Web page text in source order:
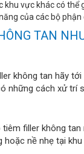
khu vực khác có thể
của các bộ phận
TAN
không tan hãy
những cách xử trí
filler không
nề nhẹ tại